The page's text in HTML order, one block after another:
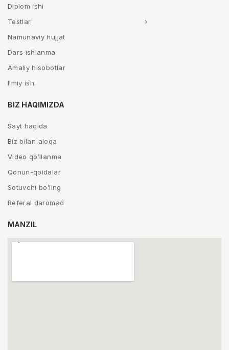
Diplom ishi
Testlar
Namunaviy hujjat
Dars ishlanma
Amaliy hisobotlar
Ilmiy ish
BIZ HAQIMIZDA
Sayt haqida
Biz bilan aloqa
Video qo’llanma
Qonun-qoidalar
Sotuvchi bo’ling
Referal daromad
MANZIL